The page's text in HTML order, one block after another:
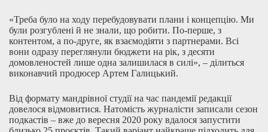
«Треба було на ходу перебудовувати плани і концепцію. Ми
були розгублені й не знали, що робити. По-перше, з
контентом, а по-друге, як взаємодіяти з партнерами. Всі
вони одразу переглянули бюджети на рік, з десяти
домовленостей лише одна залишилася в силі», – ділиться
виконавчий продюсер Артем Галицький.
Від формату мандрівної студії на час пандемії редакції
довелося відмовитися. Натомість журналісти записали сезон
подкастів – вже до вересня 2020 року вдалося запустити